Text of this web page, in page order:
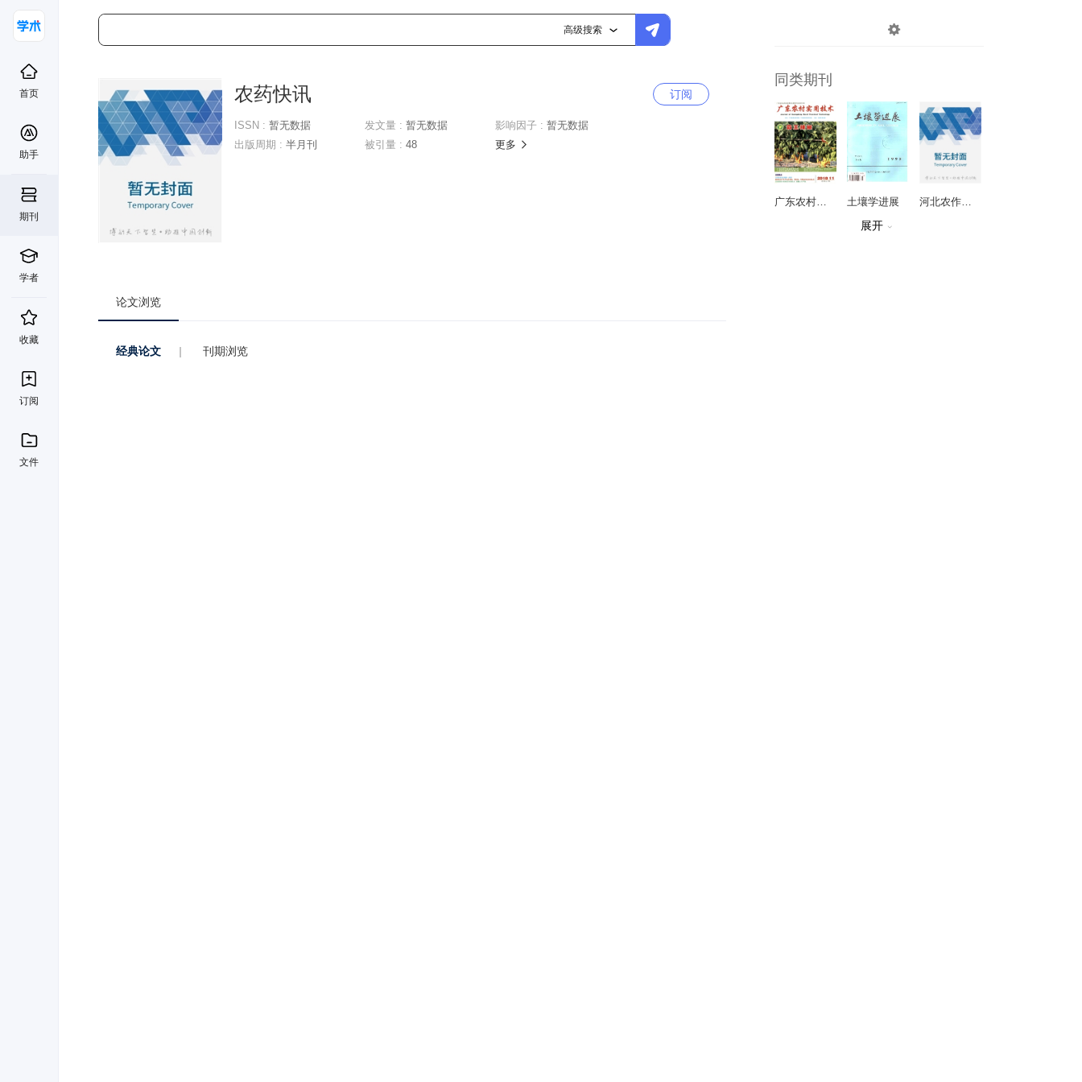
高级搜索 
首页
助手
期刊
学者
收藏
订阅
文件
农药快讯 订阅
ISSN : 暂无数据
出版周期 : 半月刊
发文量 : 暂无数据
被引量 : 48
影响因子 : 暂无数据
更多
论文浏览
经典论文 | 刊期浏览
同类期刊
广东农村实用技术 土壤学进展 河北农作物研究
展开 